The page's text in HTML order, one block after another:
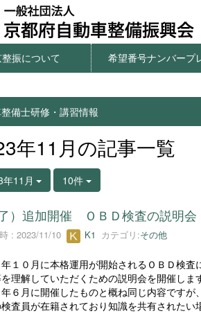
振について 希望番号ナンバープ
備士研修・講習情報
年11月の記事一覧
11月 10件
了）追加開催 ＯＢＤ検査の説明会
: 2023/11/10 K1 カテゴリ:その他
１０月に本格運用が開始されるＯＢＤ検
理解していただくための説明会を開催します
６月に開催したものと概ね同じ内容です
査員が在籍されており知識を共有されたい